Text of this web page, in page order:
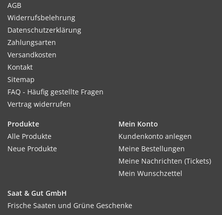
AGB
Widerrufsbelehrung
Datenschutzerklärung
Zahlungsarten
Versandkosten
Kontakt
Sitemap
FAQ - Häufig gestellte Fragen
Vertrag widerrufen
Produkte
Alle Produkte
Neue Produkte
Mein Konto
Kundenkonto anlegen
Meine Bestellungen
Meine Nachrichten (Tickets)
Mein Wunschzettel
Saat & Gut GmbH
Frische Saaten und Grüne Geschenke